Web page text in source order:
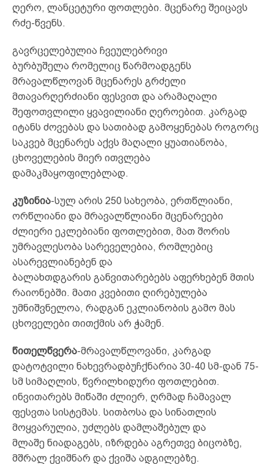
ღერო, ლანცეტური ფოთლები. მცენარე შეიცავს
რძე-წვენს.
გავრცელებულია ჩვეულებრივი
ბურბუშელა რომელიც წარმოადგენს
მრავალწლოვან მცენარეს გრძელი
მთავარღერძიანი ფესვით და არამაღალი
შეფოთვლილი ყვავილიანი ღეროებით. კარგად
იტანს ძოვებას და სათიბად გამოყენებას როგორც
საკვებ მცენარეს აქვს მაღალი ყუათიანობა,
ცხოველების მიერ ითვლება
დამაკმაყოფილებლად.
კუზინია-სულ არის 250 სახეობა, ერთწლიანი,
ორწლიანი და მრავალწლიანი მცენარეები
ძლიერი ეკლებიანი ფოთლებით, მათ შორის
უმრავლესობა სარეველებია, რომლებიც
ასარევლიანებენ და
ბალახთდგარის განვითარებებს აფერხებენ მთის
რაიონებში. მათი კვებითი ღირებულება
უმნიშვნელოა, რადგან ეკლიანობის გამო მას
ცხოველები თითქმის არ ჭამენ.
წითელწვერა-მრავალწლოვანი, კარგად
დატოტვილი ნახევრადბუჩქნარია 30-40 სმ-დან 75-
სმ სიმაღლის, წვრილხიდური ფოთლებით.
ინვითარებს მიწაში ძლიერ, ღრმად ჩამავალ
ფესვთა სისტემას. სითბოსა და სინათლის
მოყვარულია, უძლებს დამლაშებულ და
მლაშე ნიადაგებს, იზრდება აგრეთვე ბიცობზე,
მშრალ ქვიშნარ და ქვიშა ადგილებზე.